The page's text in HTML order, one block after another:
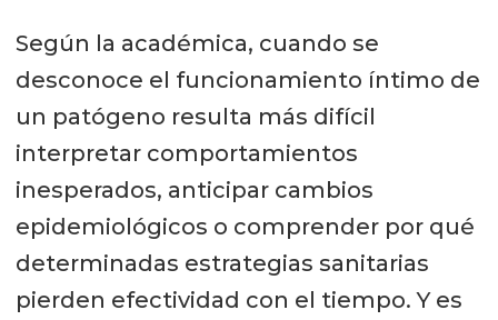
Según la académica, cuando se
desconoce el funcionamiento íntimo de
un patógeno resulta más difícil
interpretar comportamientos
inesperados, anticipar cambios
epidemiológicos o comprender por qué
determinadas estrategias sanitarias
pierden efectividad con el tiempo. Y es